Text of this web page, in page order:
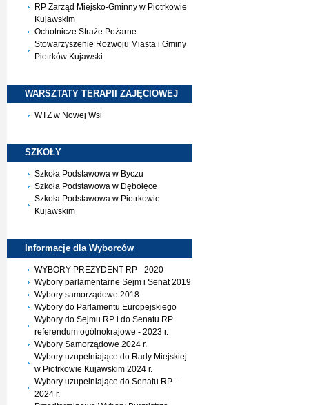
RP Zarząd Miejsko-Gminny w Piotrkowie
Kujawskim
Ochotnicze Straże Pożarne
Stowarzyszenie Rozwoju Miasta i Gminy
Piotrków Kujawski
WARSZTATY TERAPII ZAJĘCIOWEJ
WTZ w Nowej Wsi
SZKOŁY
Szkoła Podstawowa w Byczu
Szkoła Podstawowa w Dębołęce
Szkoła Podstawowa w Piotrkowie
Kujawskim
Informacje dla Wyborców
WYBORY PREZYDENT RP - 2020
Wybory parlamentarne Sejm i Senat 2019
Wybory samorządowe 2018
Wybory do Parlamentu Europejskiego
Wybory do Sejmu RP i do Senatu RP
referendum ogólnokrajowe - 2023 r.
Wybory Samorządowe 2024 r.
Wybory uzupełniające do Rady Miejskiej
w Piotrkowie Kujawskim 2024 r.
Wybory uzupełniające do Senatu RP -
2024 r.